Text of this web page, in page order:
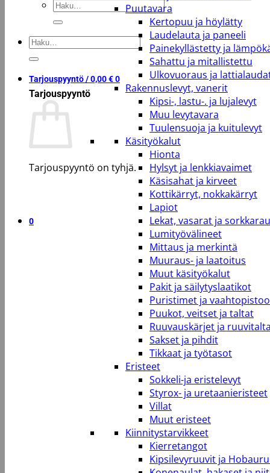
Etsi:
Etsi:
Tarjouspyyntö /0,00€0
Tarjouspyyntö
Tarjouspyyntö on tyhjä.
0
Puutavara
Kertopuu ja höylätty
Laudelauta ja paneeli
Painekyllästetty ja
Sahattu ja mitallistettu
Ulkovuoraus ja
Rakennuslevyt, vanerit
Kipsi-, lastu-. ja lujalevyt
Muu levytavara
Tuulensuoja ja kuitulevyt
Käsityökalut
Hionta
Hylsyt ja lenkkiavaimet
Käsisahat ja kirveet
Kottikärryt, nokkakärryt
Lapiot
Lekat, vasarat ja
Lumityövälineet
Mittaus ja merkintä
Muuraus- ja laatoitus
Muut käsityökalut
Pakit ja säilytyslaatikot
Puristimet ja
Puukot, veitset ja taltat
Ruuvauskärjet ja
Sakset ja pihdit
Tikkaat ja työtasot
Eristeet
Sokkeli-ja eristelevyt
Styrox- ja uretaanieristeet
Villat
Muut eristeet
Kiinnitystarvikkeet
Kierretangot
Kipsilevyruuvit ja